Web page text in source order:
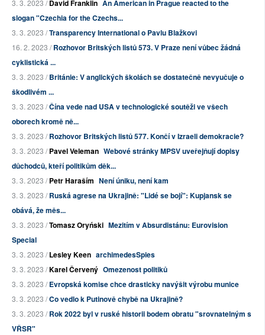
3. 3. 2023 /David Franklin An American in Prague reacted to the
slogan "Czechia for the Czechs...
3. 3. 2023 /Transparency International o Pavlu Blažkovi
16. 2. 2023 /Rozhovor Britských listů 573. V Praze není vůbec žádná
cyklistická ...
3. 3. 2023 /Británie: V anglických školách se dostatečně nevyučuje o
škodlivém ...
3. 3. 2023 /Čína vede nad USA v technologické soutěži ve všech
oborech kromě ně...
3. 3. 2023 /Rozhovor Britských listů 577. Končí v Izraeli demokracie?
3. 3. 2023 /Pavel Veleman Webové stránky MPSV uveřejňují dopisy
důchodců, kteří politikům děk...
3. 3. 2023 /Petr Haraším Není úniku, není kam
3. 3. 2023 /Ruská agrese na Ukrajině: "Lidé se bojí": Kupjansk se
obává, že měs...
3. 3. 2023 /Tomasz Oryński Mezitím v Absurdistánu: Eurovision
Special
3. 3. 2023 /Lesley Keen archimedesSpies
3. 3. 2023 /Karel Červený Omezenost politiků
3. 3. 2023 /Evropská komise chce drasticky navýšit výrobu munice
3. 3. 2023 /Co vedlo k Putinově chybě na Ukrajině?
3. 3. 2023 /Rok 2022 byl v ruské historii bodem obratu "srovnatelným s
VŘSR"